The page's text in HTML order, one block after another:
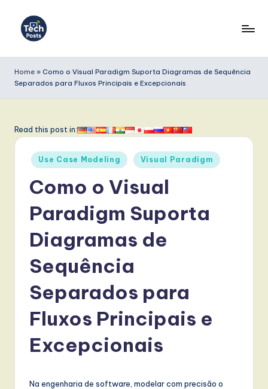
e
c
P
Home » Como o Visual Paradigm Suporta Diagramas de Sequência
Separados para Fluxos Principais e Excepcionais
Read this post in:
Posted
in
Use Case Modeling Visual Paradigm
Como o Visual
Paradigm Suporta
Diagramas de
Sequência
Separados para
Fluxos Principais e
Excepcionais
Na engenharia de software, modelar com precisão o